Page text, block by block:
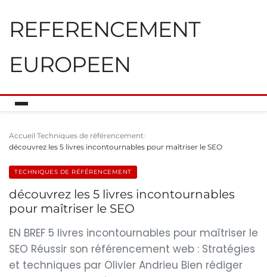
REFERENCEMENT
EUROPEEN
Accueil Techniques de référencement
découvrez les 5 livres incontournables pour maîtriser le SEO
TECHNIQUES DE RÉFÉRENCEMENT
découvrez les 5 livres incontournables
pour maîtriser le SEO
EN BREF 5 livres incontournables pour maîtriser le
SEO Réussir son référencement web : Stratégies
et techniques par Olivier Andrieu Bien rédiger